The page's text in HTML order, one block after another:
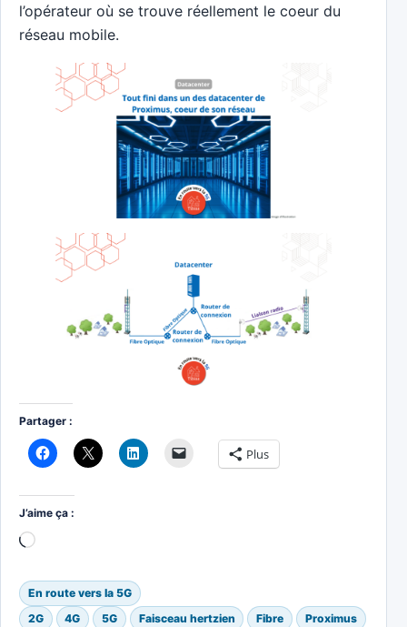
l’opérateur où se trouve réellement le coeur du
réseau mobile.
Partager :
Plus
J’aime ça :
Chargement…
En route vers la 5G
2G
4G 5G Faisceau hertzien Fibre
Proximus